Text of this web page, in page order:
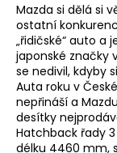
Mazda si dělá si
ostatní
„řidičské“ auto a
japonské značky
se nedivil, kdyby
Auta roku v
nepřináší a
desítky
Hatchback řady
délku 4460 mm,